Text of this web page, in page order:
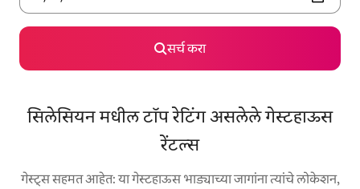
सर्च करा
सिलेसियन मधील टॉप रेटिंग असलेले गेस्टहाऊस
रेंटल्स
गेस्ट्स सहमत आहेत: या गेस्टहाऊस भाड्याच्या जागांना त्यांचे लोकेशन,